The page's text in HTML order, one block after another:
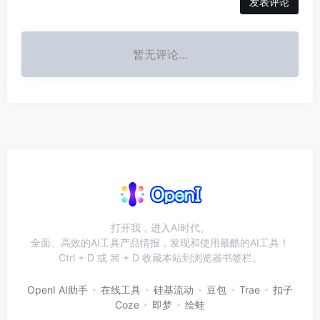
暂无评论...
打开我，进入AI时代。
全面、高效的AI工具产品情报，发现和使用最酷的AI工具！
Ctrl + D 或 ⌘ + D 收藏本站到浏览器书签栏。
OpenI AI助手 在线工具 硅基流动 豆包 Trae
扣子
Coze
即梦 绘蛙